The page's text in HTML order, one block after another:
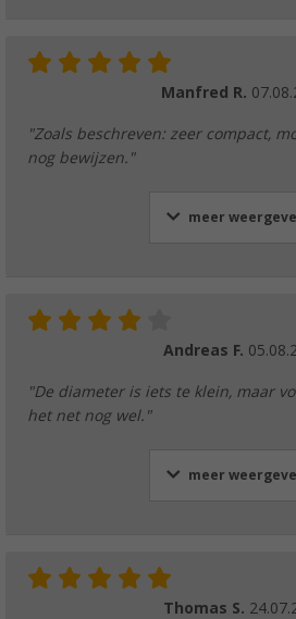
Manfred R.
"Zoals beschreven: zeer compact,
nog bewijzen."
meer
Andreas F.
"De diameter is iets te klein, maar
het net nog wel."
meer
Thomas S.